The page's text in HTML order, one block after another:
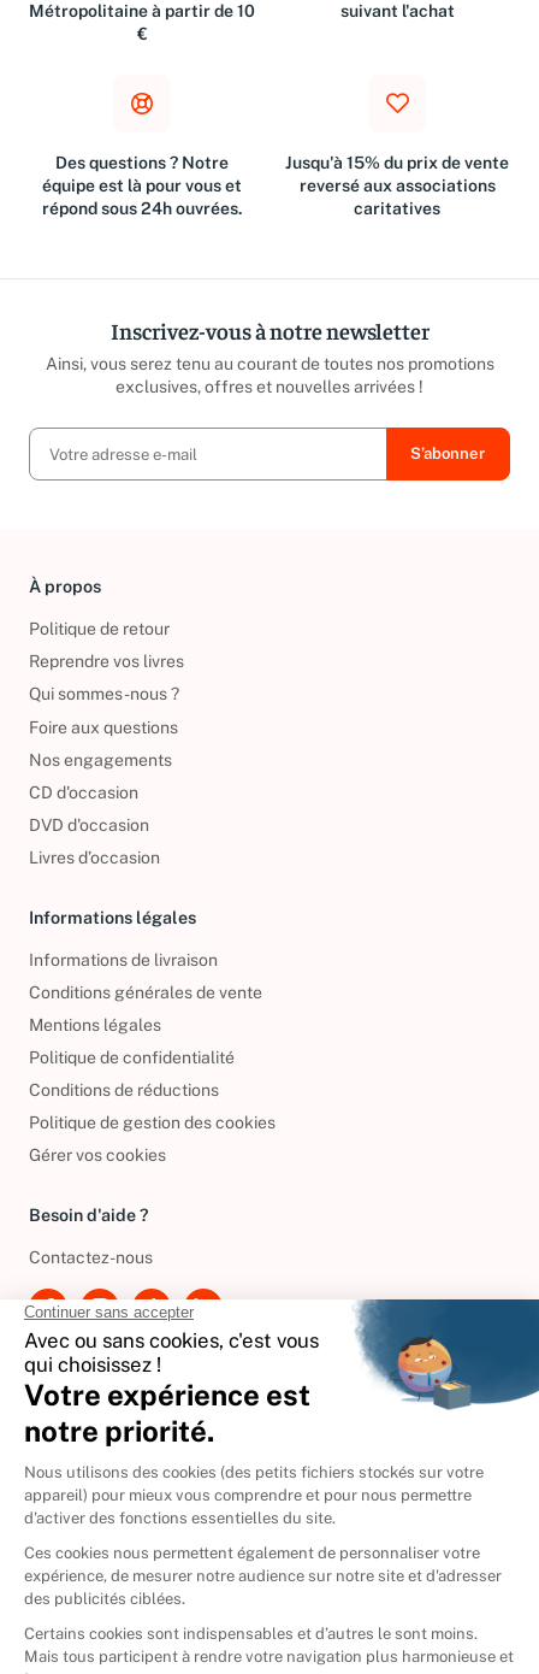
Métropolitaine à partir de 10
€
suivant l'achat
Des questions ? Notre
équipe est là pour vous et
répond sous 24h ouvrées.
Jusqu'à 15% du prix de vente
reversé aux associations
caritatives
Inscrivez-vous à notre newsletter
Ainsi, vous serez tenu au courant de toutes nos promotions
exclusives, offres et nouvelles arrivées !
À propos
Politique de retour
Reprendre vos livres
Qui sommes-nous ?
Foire aux questions
Nos engagements
CD d'occasion
DVD d'occasion
Livres d’occasion
Informations légales
Informations de livraison
Conditions générales de vente
Mentions légales
Politique de confidentialité
Conditions de réductions
Politique de gestion des cookies
Gérer vos cookies
Besoin d'aide ?
Contactez-nous
International
🇪🇸 Espagne
🇩🇪Allemagne
🇮🇹 Italie